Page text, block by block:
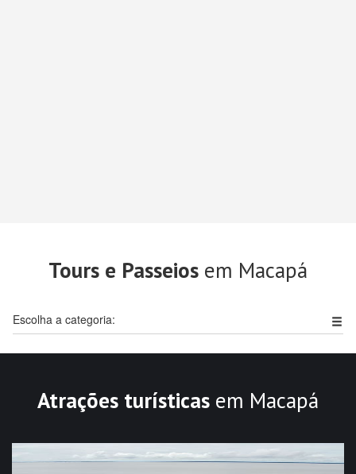
Tours e Passeios em Macapá
Escolha a categoria:
Atrações turísticas em Macapá